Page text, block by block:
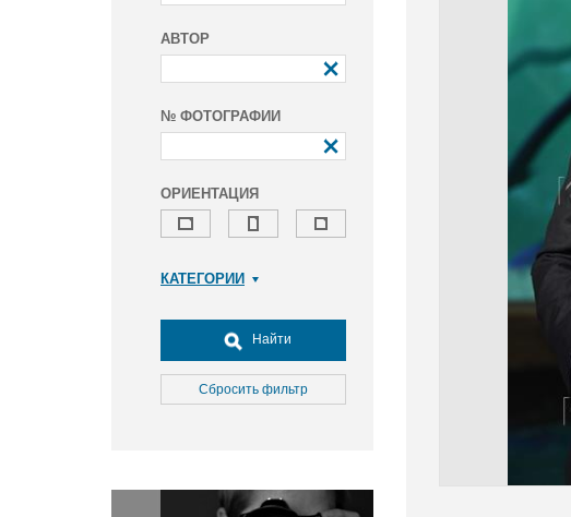
АВТОР
№ ФОТОГРАФИИ
ОРИЕНТАЦИЯ
КАТЕГОРИИ
Досуг, туризм и отдых
Культура
Медицина
Окружающая среда
Найти
Сбросить фильтр